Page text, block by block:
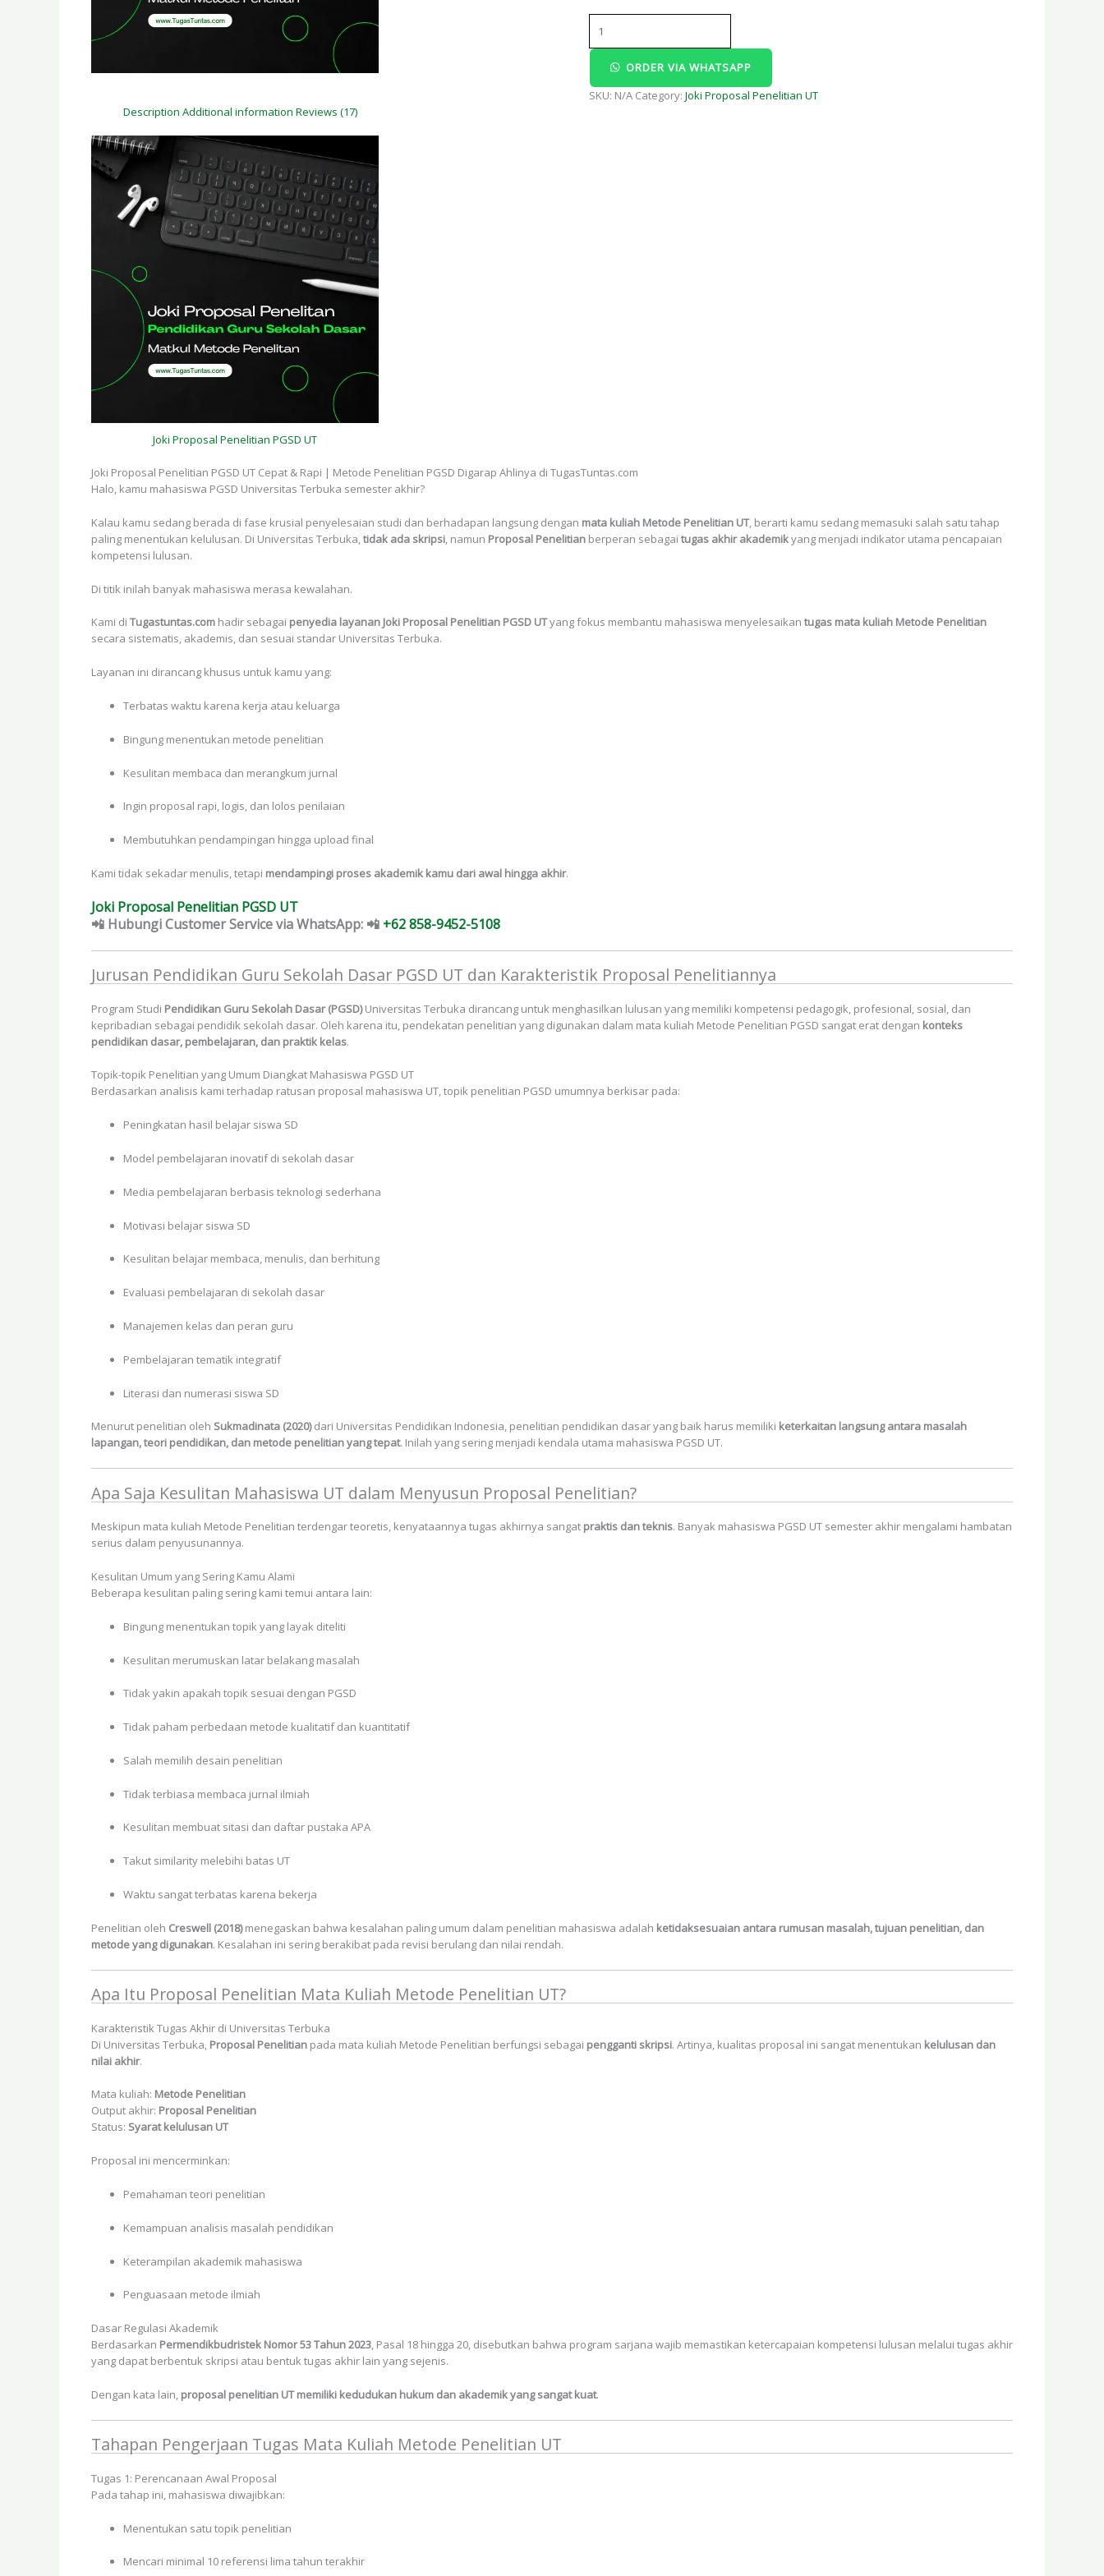
ORDER VIA WHATSAPP
SKU: N/A Category: Joki Proposal Penelitian UT
Description Additional information Reviews (17)
Joki Proposal Penelitian PGSD UT
Joki Proposal Penelitian PGSD UT Cepat & Rapi | Metode Penelitian PGSD Digarap Ahlinya di TugasTuntas.com
Halo, kamu mahasiswa PGSD Universitas Terbuka semester akhir?
Kalau kamu sedang berada di fase krusial penyelesaian studi dan berhadapan langsung dengan mata kuliah Metode Penelitian UT, berarti kamu sedang memasuki salah satu tahap
paling menentukan kelulusan. Di Universitas Terbuka,tidak ada skripsi, namun Proposal Penelitian berperan sebagai tugas akhir akademikyang menjadi indikator utama pencapaian
kompetensi lulusan.
Di titik inilah banyak mahasiswa merasa kewalahan.
Kami di Tugastuntas.com hadir sebagai penyedia layanan Joki Proposal Penelitian PGSD UTyang fokus membantu mahasiswa menyelesaikan tugas mata kuliah Metode Penelitian
secara sistematis, akademis, dan sesuai standar Universitas Terbuka.
Layanan ini dirancang khusus untuk kamu yang:
Terbatas waktu karena kerja atau keluarga
Bingung menentukan metode penelitian
Kesulitan membaca dan merangkum jurnal
Ingin proposal rapi, logis, dan lolos penilaian
Membutuhkan pendampingan hingga upload final
Kami tidak sekadar menulis, tetapi mendampingi proses akademik kamu dari awal hingga akhir.
Joki Proposal Penelitian PGSD UT
📲 Hubungi Customer Servicevia WhatsApp: 📲 +62 858-9452-5108
Jurusan Pendidikan Guru Sekolah Dasar PGSD UT dan Karakteristik Proposal Penelitiannya
Program Studi Pendidikan Guru Sekolah Dasar (PGSD)Universitas Terbuka dirancang untuk menghasilkan lulusan yang memiliki kompetensi pedagogik, profesional, sosial, dan
kepribadian sebagai pendidik sekolah dasar. Oleh karena itu, pendekatan penelitian yang digunakan dalam mata kuliah Metode Penelitian PGSD sangat erat dengan konteks
pendidikan dasar, pembelajaran, dan praktik kelas.
Topik-topik Penelitian yang Umum Diangkat Mahasiswa PGSD UT
Berdasarkan analisis kami terhadap ratusan proposal mahasiswa UT, topik penelitian PGSD umumnya berkisar pada:
Peningkatan hasil belajar siswa SD
Model pembelajaran inovatif di sekolah dasar
Media pembelajaran berbasis teknologi sederhana
Motivasi belajar siswa SD
Kesulitan belajar membaca, menulis, dan berhitung
Evaluasi pembelajaran di sekolah dasar
Manajemen kelas dan peran guru
Pembelajaran tematik integratif
Literasi dan numerasi siswa SD
Menurut penelitian oleh Sukmadinata (2020)dari Universitas Pendidikan Indonesia, penelitian pendidikan dasar yang baik harus memiliki keterkaitan langsung antara masalah
lapangan, teori pendidikan, dan metode penelitian yang tepat. Inilah yang sering menjadi kendala utama mahasiswa PGSD UT.
Apa Saja Kesulitan Mahasiswa UT dalam Menyusun Proposal Penelitian?
Meskipun mata kuliah Metode Penelitian terdengar teoretis, kenyataannya tugas akhirnya sangat praktis dan teknis. Banyak mahasiswa PGSD UT semester akhir mengalami hambatan
serius dalam penyusunannya.
Kesulitan Umum yang Sering Kamu Alami
Beberapa kesulitan paling sering kami temui antara lain:
Bingung menentukan topik yang layak diteliti
Kesulitan merumuskan latar belakang masalah
Tidak yakin apakah topik sesuai dengan PGSD
Tidak paham perbedaan metode kualitatif dan kuantitatif
Salah memilih desain penelitian
Tidak terbiasa membaca jurnal ilmiah
Kesulitan membuat sitasi dan daftar pustaka APA
Takut similarity melebihi batas UT
Waktu sangat terbatas karena bekerja
Penelitian oleh Creswell (2018)menegaskan bahwa kesalahan paling umum dalam penelitian mahasiswa adalah ketidaksesuaian antara rumusan masalah, tujuan penelitian, dan
metode yang digunakan. Kesalahan ini sering berakibat pada revisi berulang dan nilai rendah.
Apa Itu Proposal Penelitian Mata Kuliah Metode Penelitian UT?
Karakteristik Tugas Akhir di Universitas Terbuka
Di Universitas Terbuka, Proposal Penelitian pada mata kuliah Metode Penelitian berfungsi sebagai pengganti skripsi. Artinya, kualitas proposal ini sangat menentukan kelulusan dan
nilai akhir.
Mata kuliah: Metode Penelitian
Output akhir: Proposal Penelitian
Status: Syarat kelulusan UT
Proposal ini mencerminkan:
Pemahaman teori penelitian
Kemampuan analisis masalah pendidikan
Keterampilan akademik mahasiswa
Penguasaan metode ilmiah
Dasar Regulasi Akademik
Berdasarkan Permendikbudristek Nomor 53 Tahun 2023, Pasal 18 hingga 20, disebutkan bahwa program sarjana wajib memastikan ketercapaian kompetensi lulusan melalui tugas akhir
yang dapat berbentuk skripsi atau bentuk tugas akhir lain yang sejenis.
Dengan kata lain, proposal penelitian UT memiliki kedudukan hukum dan akademik yang sangat kuat.
Tahapan Pengerjaan Tugas Mata Kuliah Metode Penelitian UT
Tugas 1: Perencanaan Awal Proposal
Pada tahap ini, mahasiswa diwajibkan:
Menentukan satu topik penelitian
Mencari minimal 10 referensi lima tahun terakhir